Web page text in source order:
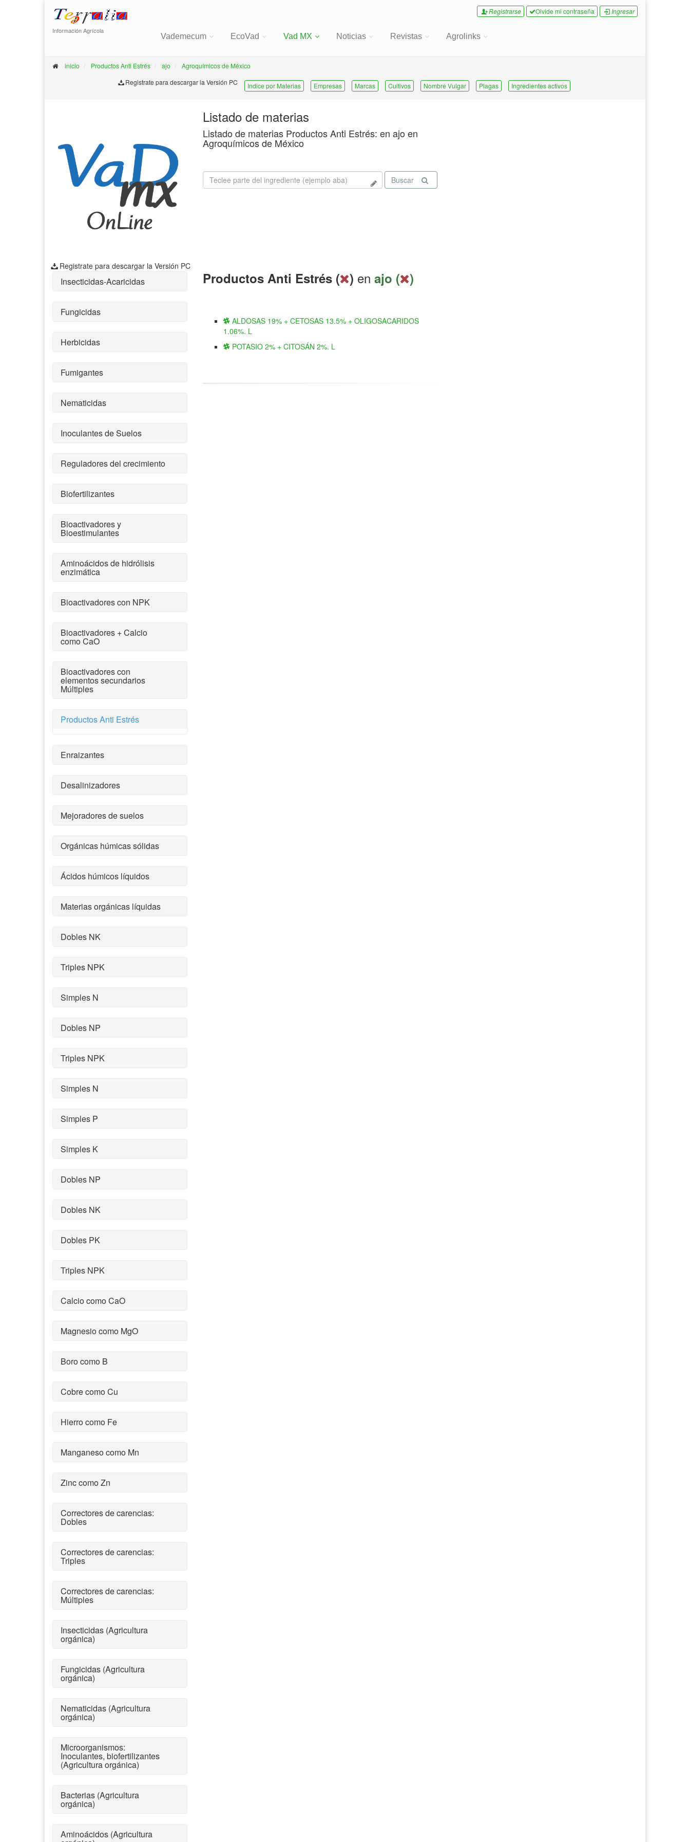
Información Agrícola
Registrarse Olvide mi contraseña Ingresar
Vademecum EcoVad Vad MX Noticias Revistas Agrolinks
inicio Productos Anti Estrés ajo
Agroquímicos de México
Registrate para descargar la Versión PC
Indice por Materias Empresas Marcas Cultivos Nombre Vulgar Plagas Ingredientes activos
Registrate para descargar la Versión PC
Listado de materias
Listado de materias Productos Anti Estrés: en ajo en
Agroquímicos de México
Buscar
Insecticidas-Acaricidas
Fungicidas
Herbicidas
Fumigantes
Nematicidas
Inoculantes de Suelos
Reguladores del crecimiento
Biofertilizantes
Bioactivadores y
Bioestimulantes
Aminoácidos de hidrólisis
enzimática
Bioactivadores con NPK
Bioactivadores + Calcio
como CaO
Bioactivadores con
elementos secundarios
Múltiples
Productos Anti Estrés
Enraizantes
Desalinizadores
Mejoradores de suelos
Orgánicas húmicas sólidas
Ácidos húmicos líquidos
Materias orgánicas líquidas
Dobles NK
Triples NPK
Simples N
Dobles NP
Triples NPK
Simples N
Simples P
Simples K
Dobles NP
Dobles NK
Dobles PK
Triples NPK
Calcio como CaO
Magnesio como MgO
Boro como B
Cobre como Cu
Hierro como Fe
Manganeso como Mn
Zinc como Zn
Correctores de carencias:
Dobles
Correctores de carencias:
Triples
Correctores de carencias:
Múltiples
Insecticidas (Agricultura
orgánica)
Fungicidas (Agricultura
orgánica)
Nematicidas (Agricultura
orgánica)
Microorganismos:
Inoculantes, biofertilizantes
(Agricultura orgánica)
Bacterias (Agricultura
orgánica)
Aminoácidos (Agricultura
Productos Anti Estrés ( ) en ajo ( )
ALDOSAS 19% + CETOSAS 13.5% + OLIGOSACARIDOS
1.06%. L
POTASIO 2% + CITOSÁN 2%. L